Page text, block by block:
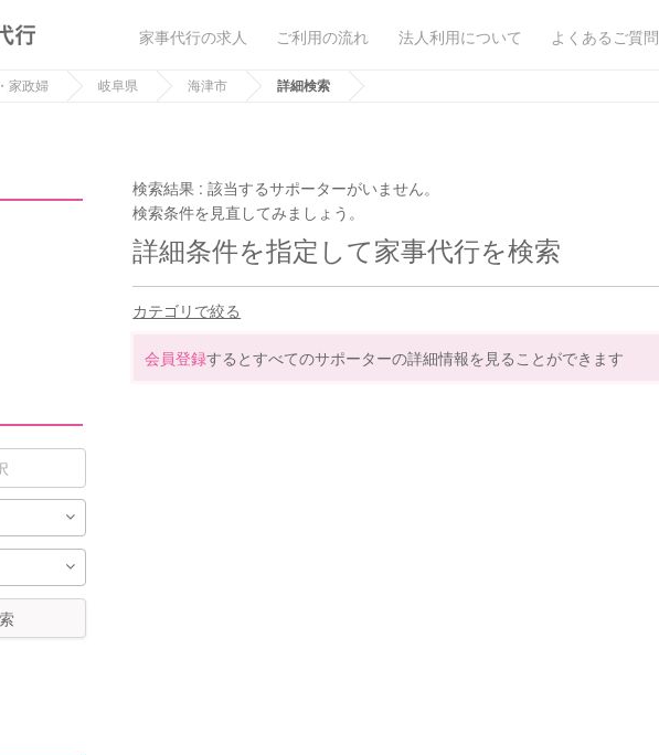
家事代行の求人 ご利用の流れ 法人利用について よくあるご質問
家政婦 岐阜県 海津市 詳細検索
検索結果 :該当するサポーターがいません。
検索条件を見直してみましょう。
詳細条件を指定して家事代行を検索
カテゴリで絞る
会員登録するとすべてのサポーターの詳細情報を見ることができます